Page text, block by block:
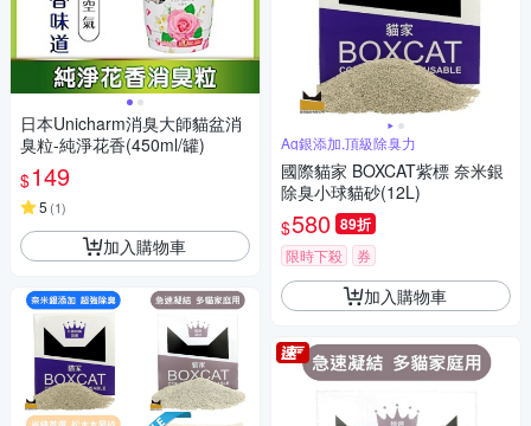
日本Unicharm消臭大師貓盆消
臭粒-純淨花香(450ml/罐)
$149
5 (1)
加入購物車
Ag銀添加,頂級除臭力
國際貓家 BOXCAT紫標 奈米銀
除臭小球貓砂(12L)
$580 89折
限時下殺 券
加入購物車